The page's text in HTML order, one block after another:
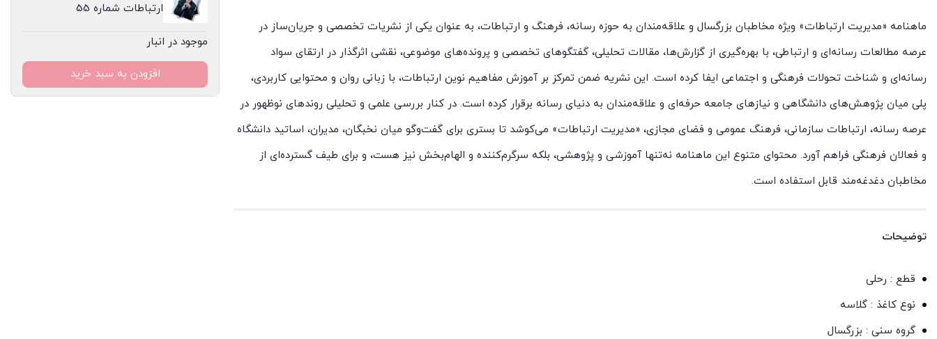
ماهنامه «مدیریت ارتباطات» ویژه مخاطبان بزرگسال و علاقه‌مندان به حوزه رسانه، فرهنگ و ارتباطات، به عنوان یکی از نشریات تخصصی و جریان‌ساز در
عرصه مطالعات رسانه‌ای و ارتباطی، با بهره‌گیری از گزارش‌ها، مقالات تحلیلی، گفتگوهای تخصصی و پرونده‌های موضوعی، نقشی اثرگذار در ارتقای سواد
رسانه‌ای و شناخت تحولات فرهنگی و اجتماعی ایفا کرده است. این نشریه ضمن تمرکز بر آموزش مفاهیم نوین ارتباطات، با زبانی روان و محتوایی کاربردی،
پلی میان پژوهش‌های دانشگاهی و نیازهای جامعه حرفه‌ای و علاقه‌مندان به دنیای رسانه برقرار کرده است. در کنار بررسی علمی و تحلیلی روندهای نوظهور در
عرصه رسانه، ارتباطات سازمانی، فرهنگ عمومی و فضای مجازی، «مدیریت ارتباطات» می‌کوشد تا بستری برای گفت‌وگو میان نخبگان، مدیران، اساتید دانشگاه
و فعالان فرهنگی فراهم آورد. محتوای متنوع این ماهنامه نه‌تنها آموزشی و پژوهشی، بلکه سرگرم‌کننده و الهام‌بخش نیز هست، و برای طیف گسترده‌ای از
مخاطبان دغدغه‌مند قابل استفاده است.
توضیحات
قطع : رحلی
نوع کاغذ : گلاسه
گروه سنی : بزرگسال
ارتباطات شماره 55
موجود در انبار
افزودن به سبد خرید